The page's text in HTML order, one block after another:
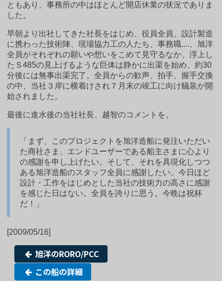
ともあり、事務所の中はほとんど開店休業の状況でありま
した。
早朝より出社してきた社長をはじめ、役員全員、設計製造
に携わった技術陣、現場協力工の人たち、事務職....、旭洋
全員がそれぞれの願いや想いをこめて見守るなか、浮上し
たＳ485の見上げるような巨体は静かに出渠を始め、約30
分後には無事出渠完了。全員からの歓声、拍手、握手交換
の中、当社３岸に横着けされ７月末の竣工に向け艤装が開
始されました。
最後に進水後の当社社長、越智のコメントを。
「まず、このプロジェクトを旭洋造船に発注いただい
た商社さま、エンドユーザーである船主さまに心より
の感謝を申し上げたい。そして、それを具現化しつつ
ある旭洋造船のスタッフ全員に感謝したい。今日ほど
設計・工作をはじめとした当社の技術力の高さに感謝
を感じた日はない。全員を誇りに思う。今晩は祝杯
だ！」
[2009/05/16]
旭洋のRORO/PCC
この船の詳細